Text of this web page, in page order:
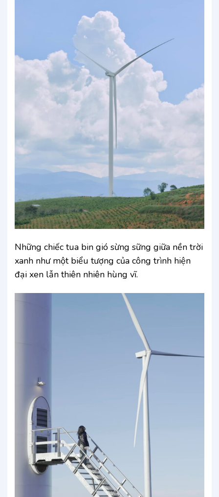
Những chiếc tua bin gió sừng sững giữa nền trời
xanh như một biểu tượng của công trình hiện
đại xen lẫn thiên nhiên hùng vĩ.